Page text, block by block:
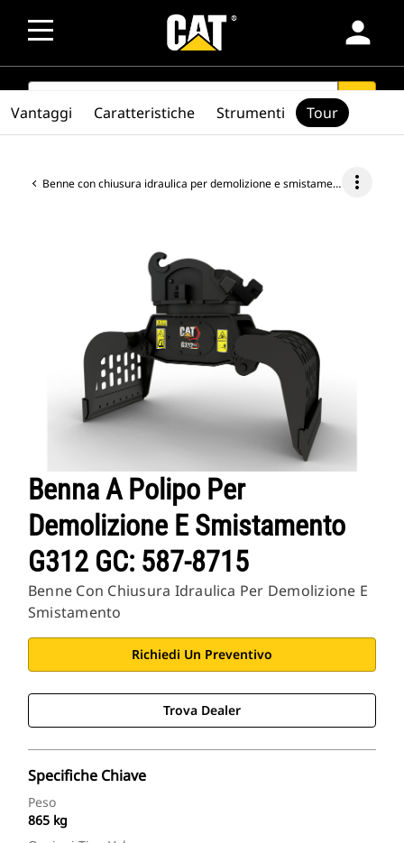
person
SEARCH search
Benne con chiusura idraulica per demolizione e smistamento more_vert
Benna A Polipo Per
Demolizione E Smistamento
G312 GC: 587-8715
Benne Con Chiusura Idraulica Per Demolizione E
Smistamento
Richiedi Un Preventivo
Trova Dealer
Specifiche Chiave
Peso
865 kg
Vantaggi Caratteristiche Strumenti Tour